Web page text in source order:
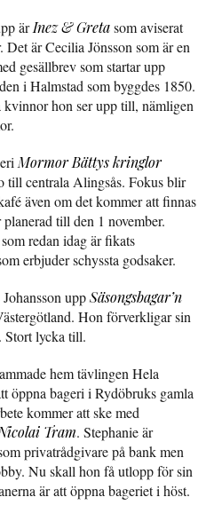
ärInez & Gretasom aviserat
är Cecilia Jönsson som är en
gesällbrev som startar upp
i Halmstad som byggdes 1850.
hon ser upp till, nämligen
Mormor Bättys kringlor
till centrala Alingsås. Fokus blir
även om det kommer att finnas
till den 1 november.
redan idag är fikats
erbjuder schyssta godsaker.
uppSäsongsbagar’n
Hon förverkligar sin
Stort lycka till.
hem tävlingen Hela
öppna bageri i Rydöbruks gamla
kommer att ske med
Tram. Stephanie är
privatrådgivare på bank men
Nu skall hon få utlopp för sin
är att öppna bageriet i höst.